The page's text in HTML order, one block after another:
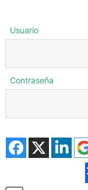
Usuario
Contraseña